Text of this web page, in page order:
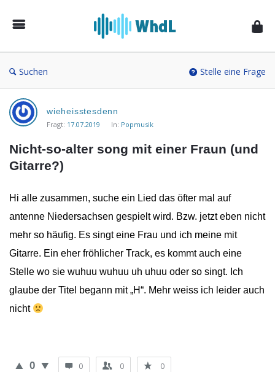
von
Suchen Stelle eine Frage
Musikforum
von
WieheisstdasLied.de
Neueste
wieheisstesdenn
Fragt: 17.07.2019 In: Popmusik
Nicht-so-alter song mit einer Fraun (und
Gitarre?)
Hi alle zusammen, suche ein Lied das öfter mal auf
antenne Niedersachsen gespielt wird. Bzw. jetzt eben nicht
mehr so häufig. Es singt eine Frau und ich meine mit
Gitarre. Ein eher fröhlicher Track, es kommt auch eine
Stelle wo sie wuhuu wuhuu uh uhuu oder so singt. Ich
glaube der Titel begann mit „H“. Mehr weiss ich leider auch
nicht
0 0 0 0